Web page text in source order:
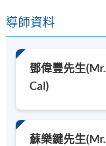
導師資料
鄧偉豐先生
Cal)
蘇樂鍵先生